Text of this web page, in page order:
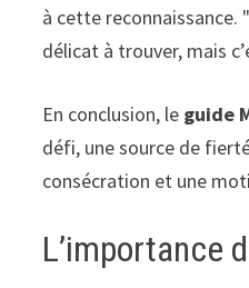
à cette
délicat à trouver, mais
En conclusion, le guide
défi, une source de
consécration et une
L’importance